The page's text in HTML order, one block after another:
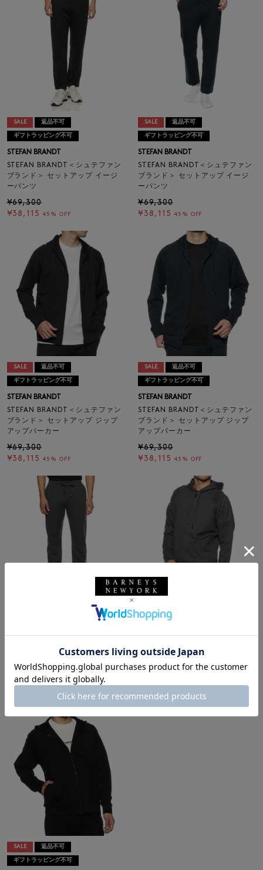
SALE 返品不可
ギフトラッピング不可
STEFAN BRANDT
STEFAN BRANDT＜シュテファン
ブランド＞ セットアップ イージ
ーパンツ
¥69,300
¥38,115 45% OFF
SALE 返品不可
ギフトラッピング不可
STEFAN BRANDT
STEFAN BRANDT＜シュテファン
ブランド＞ セットアップ イージ
ーパンツ
¥69,300
¥38,115 45% OFF
SALE 返品不可
ギフトラッピング不可
STEFAN BRANDT
STEFAN BRANDT＜シュテファン
ブランド＞ セットアップ ジップ
アップパーカー
¥69,300
¥38,115 45% OFF
SALE 返品不可
ギフトラッピング不可
STEFAN BRANDT
STEFAN BRANDT＜シュテファン
ブランド＞ セットアップ ジップ
アップパーカー
¥69,300
¥38,115 45% OFF
限定スエットパンツ
¥51,700
¥28,435
45% OFF
SALE
バーニーズ ニューヨーク限定ス
エットパーカ
¥29,645 45% OFF
SALE 返品不可
ギフトラッピング不可